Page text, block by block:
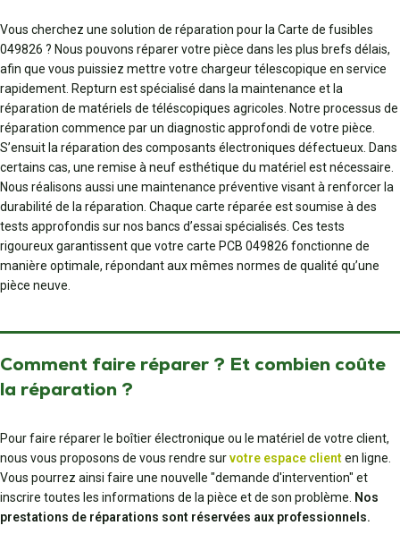
Vous cherchez une solution de réparation pour la Carte de fusibles
049826 ? Nous pouvons réparer votre pièce dans les plus brefs délais,
afin que vous puissiez mettre votre chargeur télescopique en service
rapidement. Repturn est spécialisé dans la maintenance et la
réparation de matériels de téléscopiques agricoles. Notre processus de
réparation commence par un diagnostic approfondi de votre pièce.
S’ensuit la réparation des composants électroniques défectueux. Dans
certains cas, une remise à neuf esthétique du matériel est nécessaire.
Nous réalisons aussi une maintenance préventive visant à renforcer la
durabilité de la réparation. Chaque carte réparée est soumise à des
tests approfondis sur nos bancs d’essai spécialisés. Ces tests
rigoureux garantissent que votre carte PCB 049826 fonctionne de
manière optimale, répondant aux mêmes normes de qualité qu’une
pièce neuve.
Comment faire réparer ? Et combien coûte
la réparation ?
Pour faire réparer le boîtier électronique ou le matériel de votre client,
nous vous proposons de vous rendre survotre espace clienten ligne.
Vous pourrez ainsi faire une nouvelle "demande d'intervention" et
inscrire toutes les informations de la pièce et de son problème. Nos
prestations de réparations sont réservées aux professionnels.